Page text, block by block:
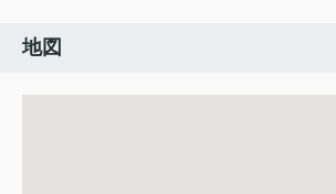
地図